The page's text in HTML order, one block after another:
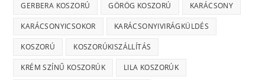
GERBERA KOSZORÚ GÖRÖG KOSZORÚ KARÁCSONY
KARÁCSONYICSOKOR KARÁCSONYIVIRÁGKÜLDÉS
KOSZORÚ KOSZORÚKISZÁLLÍTÁS
KRÉM SZÍNŰ KOSZORÚK LILA KOSZORÚK